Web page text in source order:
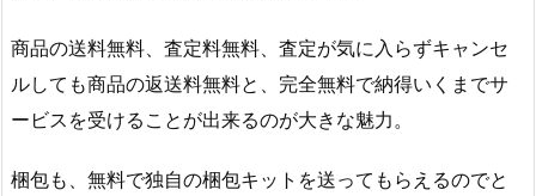
商品の送料無料、査定料無料、査定が気に入らずキャンセ
ルしても商品の返送料無料と、完全無料で納得いくまでサ
ービスを受けることが出来るのが大きな魅力。
梱包も、無料で独自の梱包キットを送ってもらえるのでと